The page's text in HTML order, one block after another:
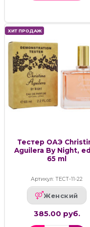
ХИТ ПРОДАЖ
Тестер ОАЭ
Aguilera By Night,
65 ml
Артикул: ТЕСТ-11-22
Женский
385.00 руб.